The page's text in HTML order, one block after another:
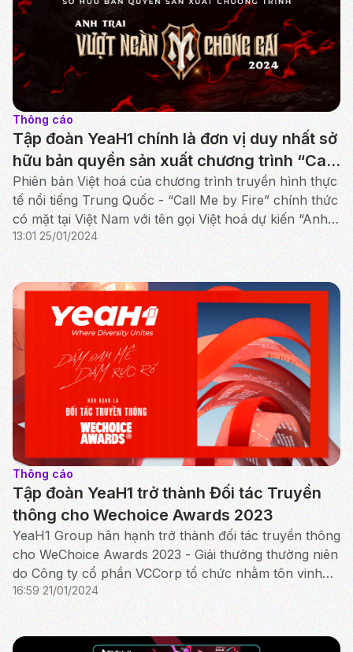
Thông cáo
Tập đoàn YeaH1 chính là đơn vị duy nhất sở
hữu bản quyền sản xuất chương trình “Call
Me by Fire - Anh Trai Vượt Ngàn Chông
Gai" của MangoTV
Phiên bản Việt hoá của chương trình truyền hình thực
tế nổi tiếng Trung Quốc - “Call Me by Fire” chính thức
có mặt tại Việt Nam với tên gọi Việt hoá dự kiến “Anh
Trai Vượt Ngàn Chông Gai” vào tháng 06/20...
13:01 25/01/2024
Thông cáo
Tập đoàn YeaH1 trở thành Đối tác Truyền
thông cho Wechoice Awards 2023
YeaH1 Group hân hạnh trở thành đối tác truyền thông
cho WeChoice Awards 2023 - Giải thưởng thường niên
do Công ty cổ phần VCCorp tổ chức nhằm tôn vinh
những con người, kể những câu chuyện truyền cảm
hứng...
16:59 21/01/2024